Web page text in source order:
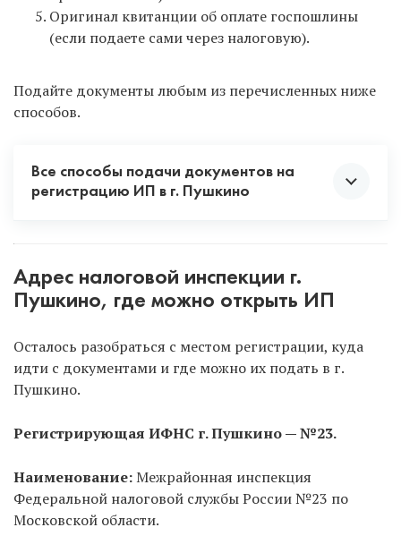
Оригинал квитанции об оплате госпошлины
(если подаете сами через налоговую).
Подайте документы любым из перечисленных ниже
способов.
Все способы подачи документов на
регистрацию ИП в г. Пушкино
помощью ЭЦП.Рекомендуем только через
услугу «Опытный специалист», потому что ЭЦП в
данном случае полностью бесплатна для вас. Если
же будете сами заказывать ЭЦП, то придется
заплатить и ехать в удостоверяющий центр.
Позвоните в регистрирующую налоговую г.
Пушкино, уточните время работы или
на прием онлайн на официальном сайте
. Тоже оптимальный способ, НО нужно
платить госпошлину. Регистрирует ИП только
Адрес налоговой инспекции г.
Пушкино, где можно открыть ИП
Осталось разобраться с местом регистрации, куда
идти с документами и где можно их подать в г.
Пушкино.
Регистрирующая ИФНС г. Пушкино — №23.
Наименование:Межрайонная инспекция
Федеральной налоговой службы России №23 по
Московской области.